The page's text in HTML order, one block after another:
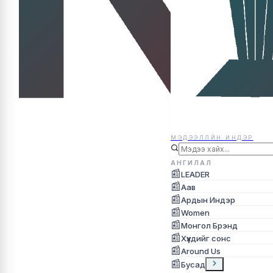
МЭДЭЭЛЛЙН ИНДЭР
АНГИЛАЛ
📰LEADER
📰Аав
📰Ардын Индэр
📰Women
📰Монгол Брэнд
📰Хүүхдийг сонс
📰Around Us
📰Бусад